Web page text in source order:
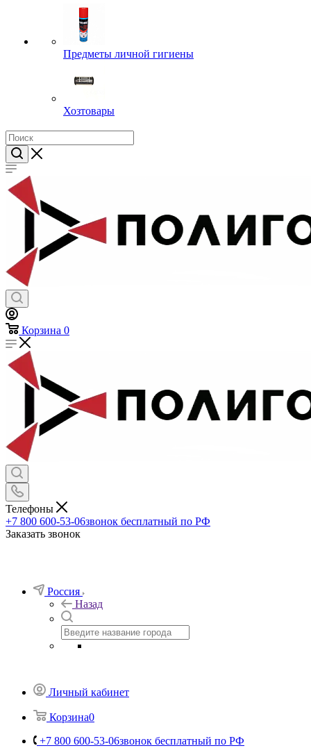
Предметы личной гигиены
Хозтовары
Корзина 0
Телефоны
+7 800 600-53-06звонок бесплатный по РФ
Заказать звонок
Россия
Назад
Личный кабинет
Корзина0
+7 800 600-53-06звонок бесплатный по РФ